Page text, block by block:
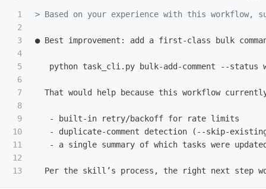
1
2
3
4
5
6
7
8
9
10
11
12
> Based on your experience with this workflow,
● Best improvement: add a first-class bulk
python task_cli.py bulk-add-comment --status
   -
   -
   -
a single summary of which tasks were